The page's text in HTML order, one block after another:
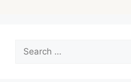
for: